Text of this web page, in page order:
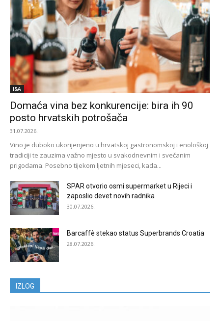
I&A
Domaća vina bez konkurencije: bira ih 90
posto hrvatskih potrošača
31.07.2026.
Vino je duboko ukorijenjeno u hrvatskoj gastronomskoj i enološkoj
tradiciji te zauzima važno mjesto u svakodnevnim i svečanim
prigodama. Posebno tijekom ljetnih mjeseci, kada...
SPAR otvorio osmi supermarket u Rijeci i
zaposlio devet novih radnika
30.07.2026.
Barcaffè stekao status Superbrands Croatia
28.07.2026.
IZLOG